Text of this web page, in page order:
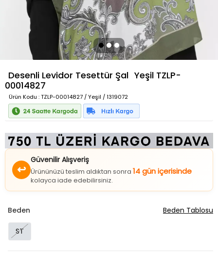
Desenli Levidor Tesettür Şal Yeşil TZLP-
00014827
Ürün Kodu : TZLP-00014827 / Yeşil / 1319072
↩
Güvenilir Alışveriş
Ürününüzü teslim aldıktan sonra 14 gün içerisinde
kolayca iade edebilirsiniz.
Beden
ST
Beden Tablosu